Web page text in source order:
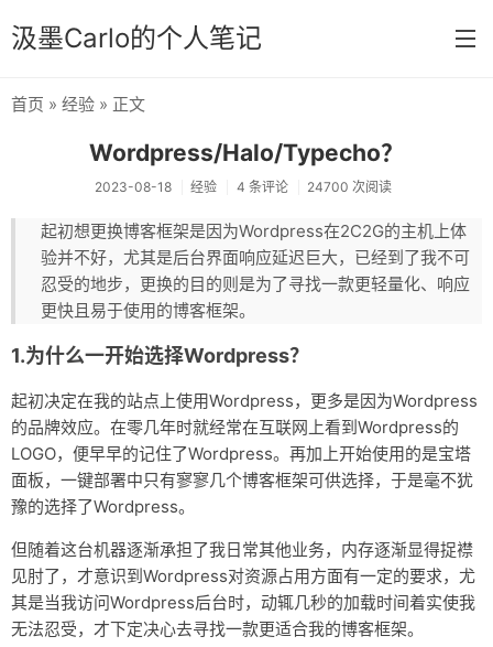
汲墨Carlo的个人笔记
感想
文章
相册
Memos
首页 » 经验 » 正文
Wordpress/Halo/Typecho？
2023-08-18 经验 4 条评论 24700 次阅读
起初想更换博客框架是因为Wordpress在2C2G的主机上体
验并不好，尤其是后台界面响应延迟巨大，已经到了我不可
忍受的地步，更换的目的则是为了寻找一款更轻量化、响应
更快且易于使用的博客框架。
1.为什么一开始选择Wordpress？
起初决定在我的站点上使用Wordpress，更多是因为Wordpress
的品牌效应。在零几年时就经常在互联网上看到Wordpress的
LOGO，便早早的记住了Wordpress。再加上开始使用的是宝塔
面板，一键部署中只有寥寥几个博客框架可供选择，于是毫不犹
豫的选择了Wordpress。
但随着这台机器逐渐承担了我日常其他业务，内存逐渐显得捉襟
见肘了，才意识到Wordpress对资源占用方面有一定的要求，尤
其是当我访问Wordpress后台时，动辄几秒的加载时间着实使我
无法忍受，才下定决心去寻找一款更适合我的博客框架。